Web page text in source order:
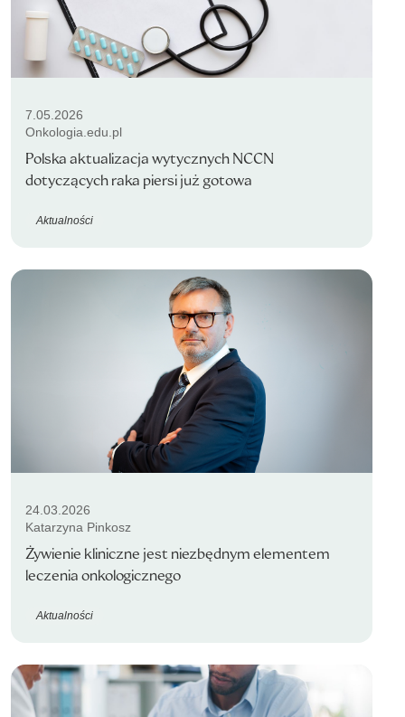
7.05.2026
Onkologia.edu.pl
Polska aktualizacja wytycznych NCCN
dotyczących raka piersi już gotowa
Aktualności
24.03.2026
Katarzyna Pinkosz
Żywienie kliniczne jest niezbędnym elementem
leczenia onkologicznego
Aktualności